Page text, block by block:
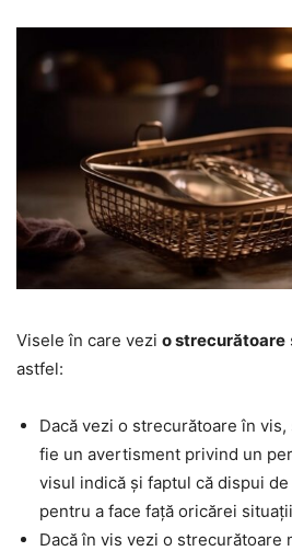
Visele în care vezi o strecurătoare
astfel:
Dacă vezi o strecurătoare în
fie un avertisment privind un
visul indică și faptul că dispui
pentru a face față oricărei
Dacă în vis vezi o strecurătoare